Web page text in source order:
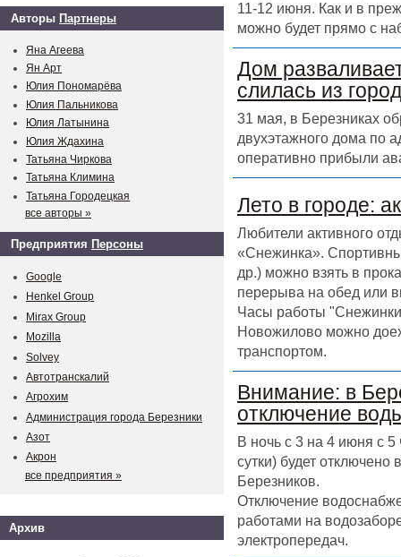
11-12 июня. Как и в
можно будет прямо с
Дом
слилась из
31 мая, в Березниках
двухэтажного дома по
оперативно прибыли
Лето в городе:
Любители активного
«Снежинка».
др.) можно взять в
перерыва на обед или
Часы работы
Новожилово можно
транспортом.
Внимание: в
отключение
В ночь с 3 на 4 июня с 5
сутки) будет
Березников.
Отключение
работами на
электропередач.
Авторы Партнеры
Яна Агеева
Ян Арт
Юлия Пономарёва
Юлия Пальникова
Юлия Латынина
Юлия Ждахина
Татьяна Чиркова
Татьяна Климина
Татьяна Городецкая
все авторы »
Предприятия Персоны
Google
Henkel Group
Mirax Group
Mozilla
Solvey
Автотранскалий
Агрохим
Администрация города Березники
Азот
Акрон
все предприятия »
Архив